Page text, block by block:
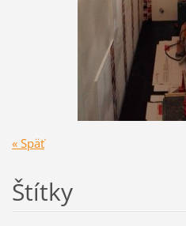
« Späť
Štítky